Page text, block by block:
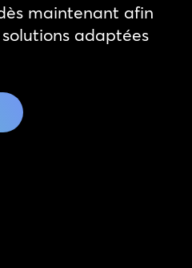
maintenant afin
adaptées